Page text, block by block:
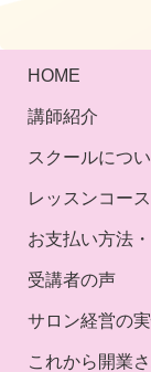
HOME
講師紹介
スクールにつ
レッスンコース
お支払い方法
受講者の声
サロン経営の
これから開業